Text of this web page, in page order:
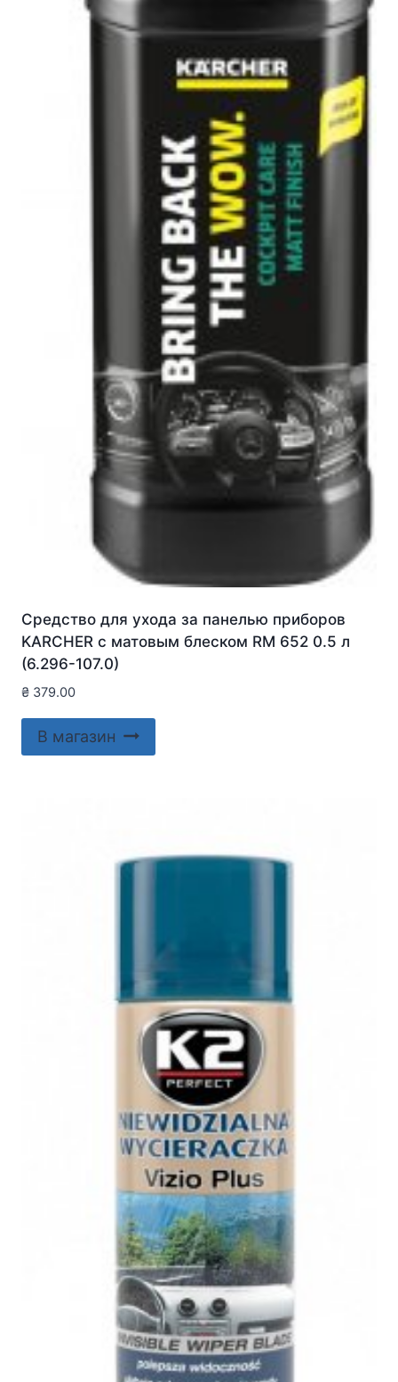
Средство для ухода за панелью приборов
KARCHER с матовым блеском RM 652 0.5 л
(6.296-107.0)
₴ 379.00
В магазин